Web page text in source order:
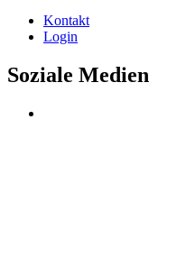
Kontakt
Login
Soziale Medien